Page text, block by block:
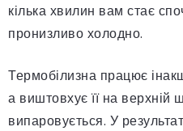
кілька хвилин вам стає
пронизливо холодно.
Термобілизна працює
а виштовхує її на верхній
випаровується. У